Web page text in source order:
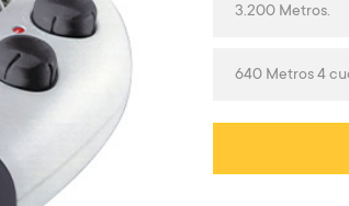
3.200 Metros.
640 Metros 4